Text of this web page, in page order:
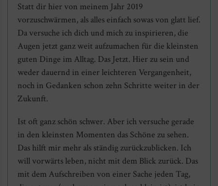
Statt dir hier von meinem Jahr 2019
vorzuschwärmen, als alles einfach sowas von glatt lief.
Da versuche ich dich und mich zu inspirieren, die
Augen jetzt ganz weit aufzumachen für die kleinsten
guten Dinge im Alltag. Das Jetzt. Hier zu sein und
weder dauernd in einer leichteren Vergangenheit,
noch in Gedanken schon zehn Schritte weiter in der
Zukunft.
Ist oft ganz schön schwer. Aber ich versuche gerade
in den kleinsten Momenten das Schöne zu sehen.
Das hilft mir mehr als ständig zurückzublicken. Ich
will vorwärts leben, nicht mit dem Blick zurück. Das
mit dem Aufschreiben von einer Sache jeden Tag,